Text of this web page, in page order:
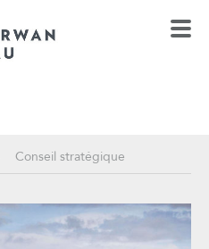
Conseil stratégique